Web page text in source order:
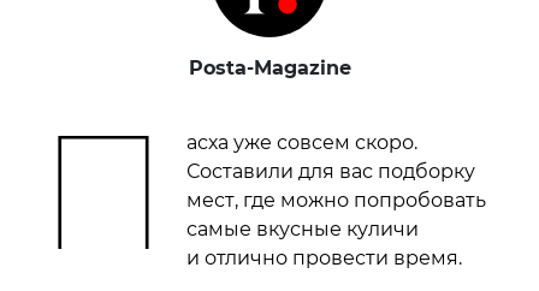
Posta-Magazine
П
асха уже совсем скоро.
Составили для вас подборку
мест, где можно попробовать
самые вкусные куличи
и отлично провести время.